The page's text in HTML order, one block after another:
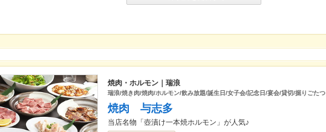
焼肉・ホルモン｜瑞浪
瑞浪/焼き肉/焼肉/ホルモン/飲み放題/誕生日/女子会/記念日/宴会/貸切/掘りごたつ
焼肉 与志多
当店名物「壺漬け一本焼ホルモン」が人気♪